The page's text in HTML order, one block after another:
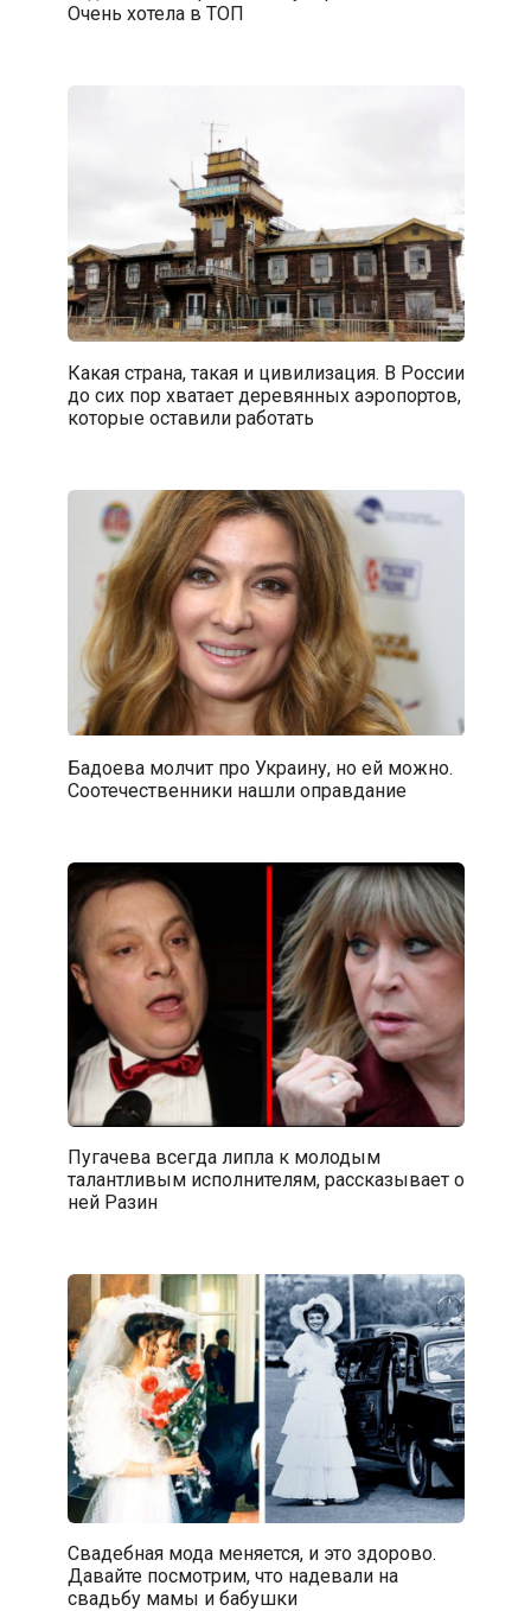
Очень хотела в ТОП
Какая страна, такая и цивилизация. В России
до сих пор хватает деревянных аэропортов,
которые оставили работать
Бадоева молчит про Украину, но ей можно.
Соотечественники нашли оправдание
Пугачева всегда липла к молодым
талантливым исполнителям, рассказывает о
ней Разин
Свадебная мода меняется, и это здорово.
Давайте посмотрим, что надевали на
свадьбу мамы и бабушки